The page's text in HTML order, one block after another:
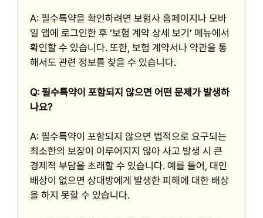
A: 필수특약을 확인하려면 보험사 홈페이지나 모바
일 앱에 로그인한 후 ‘보험 계약 상세 보기’ 메뉴에서
확인할 수 있습니다. 또한, 보험 계약서나 약관을 통
해서도 관련 정보를 찾을 수 있습니다.
Q: 필수특약이 포함되지 않으면 어떤 문제가 발생하
나요?
A: 필수특약이 포함되지 않으면 법적으로 요구되는
최소한의 보장이 이루어지지 않아 사고 발생 시 큰
경제적 부담을 초래할 수 있습니다. 예를 들어, 대인
배상이 없으면 상대방에게 발생한 피해에 대한 배상
을 하지 못할 수 있습니다.